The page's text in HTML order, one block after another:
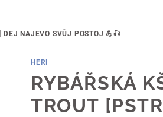
DEJ NAJEVO SVŮJ POSTOJ 💪🎣
HERI
RYBÁŘSKÁ
TROUT